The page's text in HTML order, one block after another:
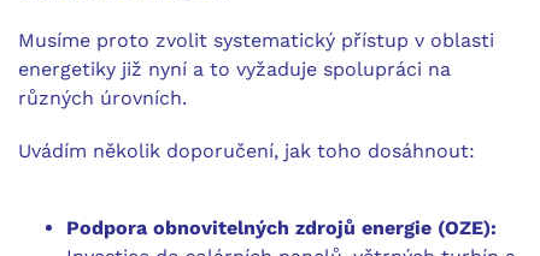
Musíme proto zvolit systematický přístup v oblasti
energetiky již nyní a to vyžaduje spolupráci na
různých úrovních.
Uvádím několik doporučení, jak toho dosáhnout:
Podpora obnovitelných zdrojů energie (OZE):